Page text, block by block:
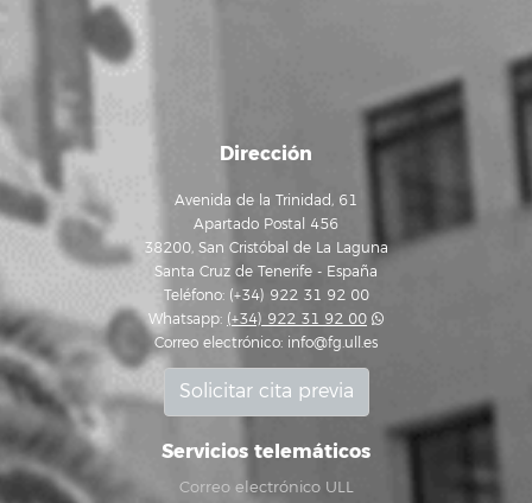
Dirección
Avenida de la Trinidad, 61
Apartado Postal 456
38200, San Cristóbal de La Laguna
Santa Cruz de Tenerife - España
Teléfono: (+34) 922 31 92 00
Whatsapp: (+34) 922 31 92 00
Correo electrónico: info@fg.ull.es
Solicitar cita previa
Servicios telemáticos
Correo electrónico ULL